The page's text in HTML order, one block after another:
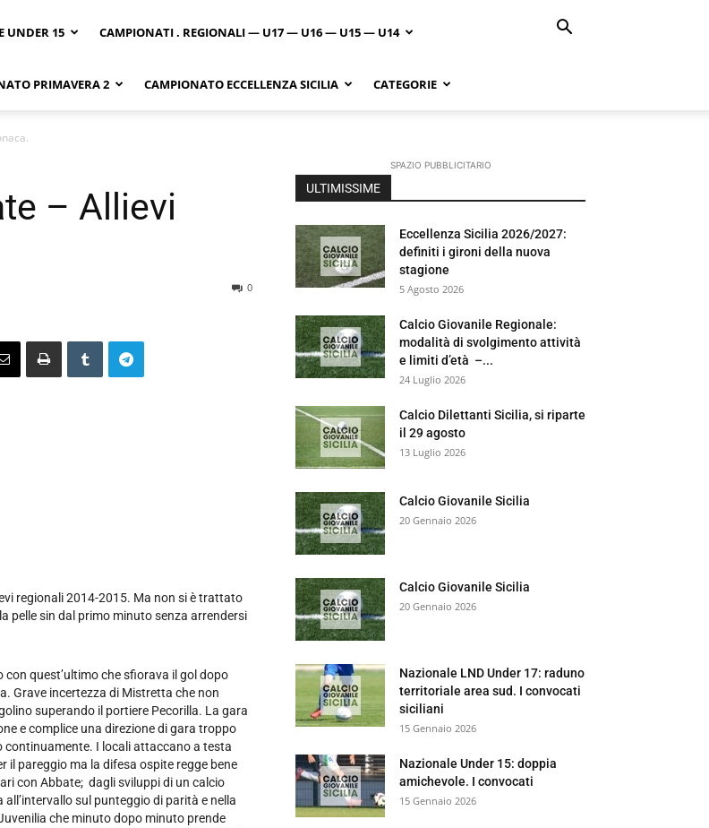
UNDER 15 CAMPIONATI . REGIONALI — U17 — U16 — U15 — U14
PRIMAVERA 2 CAMPIONATO ECCELLENZA SICILIA CATEGORIE
– Allievi
0
regionali 2014-2015. Ma non si è trattato
pelle sin dal primo minuto senza arrendersi
quest’ultimo che sfiorava il gol dopo
Grave incertezza di Mistretta che non
superando il portiere Pecorilla. La gara
e complice una direzione di gara troppo
I locali attaccano a testa
il pareggio ma la difesa ospite regge bene
con Abbate; dagli sviluppi di un calcio
sul punteggio di parità e nella
che minuto dopo minuto prende
SPAZIO PUBBLICITARIO
ULTIMISSIME
Eccellenza Sicilia 2026/2027:
definiti i gironi della nuova
stagione
5 Agosto 2026
Calcio Giovanile Regionale:
modalità di svolgimento attività
e limiti d’età –...
24 Luglio 2026
Calcio Dilettanti Sicilia, si riparte
il 29 agosto
13 Luglio 2026
Calcio Giovanile Sicilia
20 Gennaio 2026
Calcio Giovanile Sicilia
20 Gennaio 2026
Nazionale LND Under 17: raduno
territoriale area sud. I convocati
siciliani
15 Gennaio 2026
Nazionale Under 15: doppia
amichevole. I convocati
15 Gennaio 2026